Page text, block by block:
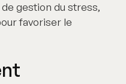
gestion du stress,
favoriser le